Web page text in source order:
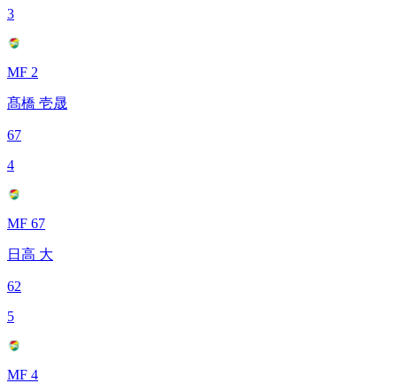
3
MF 2
髙橋 壱晟
67
4
MF 67
日高 大
62
5
MF 4